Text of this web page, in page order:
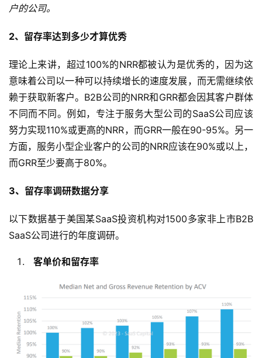
户的公司。
2、留存率达到多少才算优秀
理论上来讲，超过100%的NRR都被认为是优秀的，因为这
意味着公司以一种可以持续增长的速度发展，而无需继续依
赖于获取新客户。B2B公司的NRR和GRR都会因其客户群体
不同而不同。例如，专注于服务大型公司的SaaS公司应该
努力实现110%或更高的NRR，而GRR一般在90-95%。另一
方面，服务小型企业客户的公司的NRR应该在90%或以上，
而GRR至少要高于80%。
3、留存率调研数据分享
以下数据基于美国某SaaS投资机构对1500多家非上市B2B
SaaS公司进行的年度调研。
客单价和留存率